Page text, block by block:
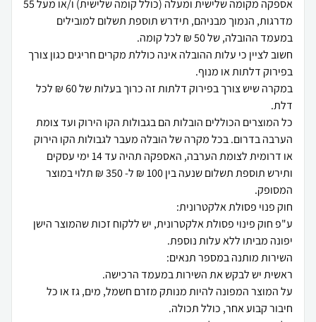
אספקה מקומה שלישית ומעלה (כולל קומה שלישית) ו/או מעל 55
מדרגות, הנמוך מבניהם, תידרש תוספת תשלום למובילים
חשוב לציין כי עלות ההובלה אינה כוללת מקרים חריגים כגון צורך
במקרה שיש צורך בפירוק דלתות זה כרוך בעלות של 60 ₪ לכל
כל המוצרים הכוללים הובלות הם בגבולות הקו הירוק ועד צומת
הערבה בדרום. בכל מקרה של הובלה מעבר לגבולות הקו הירוק
או דרומית לצומת הערבה, האספקה תהיה עד 14 ימי עסקים
ותירש תוספת תשלום שנעה בין 100 ₪ ל- 350 ₪ תלוי במוצר
ע"פ חוק פינוי פסולת אלקטרונית, יש ללקוח זכות שהמוצר הישן
על המוצר המפונה להיות מנותק מזרם חשמל, מים, גז או כל